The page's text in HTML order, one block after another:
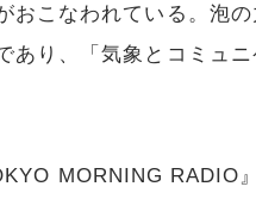
おこなわれている。泡
あり、「気象とコミュ
MORNING RADIO